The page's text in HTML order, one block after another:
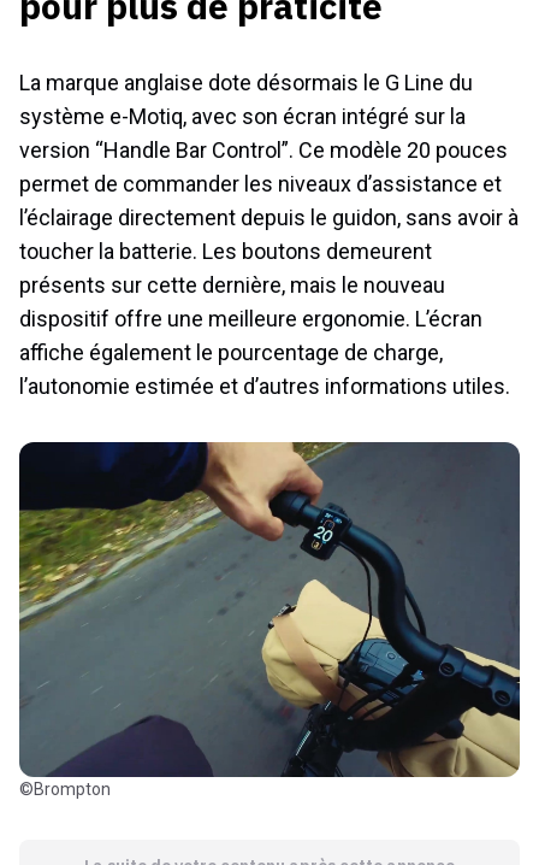
La marque anglaise dote désormais le G Line du
système e-Motiq, avec son écran intégré sur la
version “Handle Bar Control”. Ce modèle 20 pouces
permet de commander les niveaux d’assistance et
l’éclairage directement depuis le guidon, sans avoir à
toucher la batterie. Les boutons demeurent
présents sur cette dernière, mais le nouveau
dispositif offre une meilleure ergonomie. L’écran
affiche également le pourcentage de charge,
l’autonomie estimée et d’autres informations utiles.
©Brompton